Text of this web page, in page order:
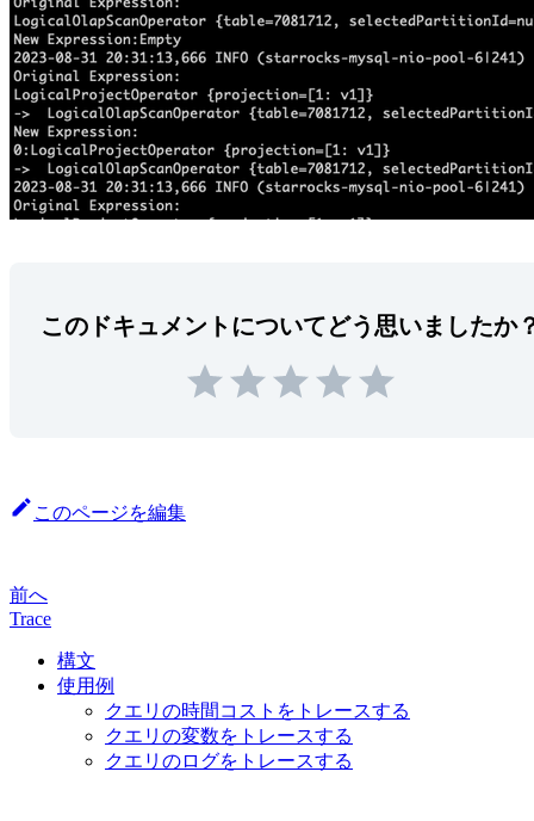
このドキュメントについてどう思いましたか
このページを編集
前へ
Trace
構文
使用例
クエリの時間コストをトレースする
クエリの変数をトレースする
クエリのログをトレースする